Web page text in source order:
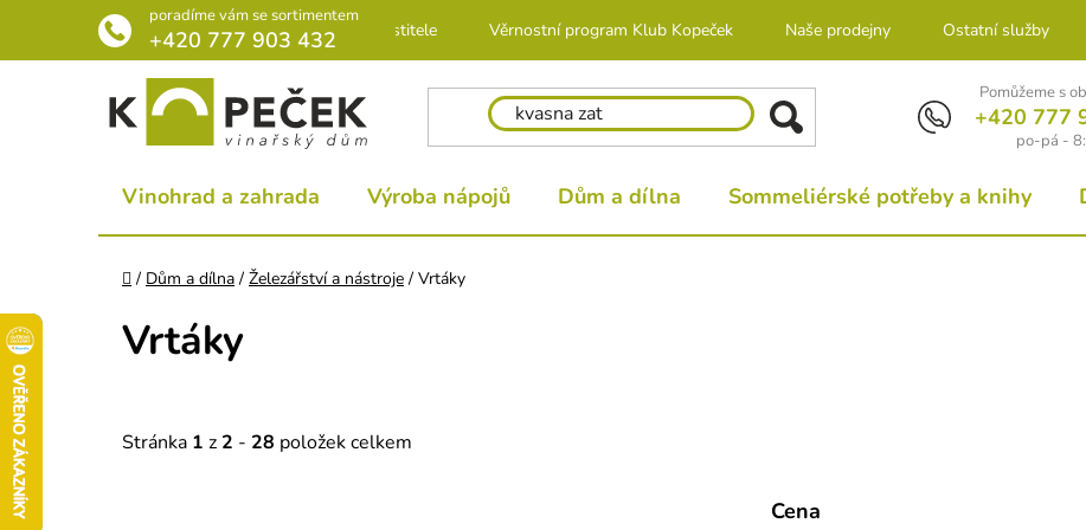
obsah
poradíme vám se sortimentem
+420 777 903 432Rádce pro pěstitele Věrnostní program Klub Kopeček Naše prodejny Ostatní služby
Pomůžeme s
+420 777
po-pá -
Vinohrad a zahrada Výroba nápojů Dům a dílna Sommeliérské potřeby a knihy
Domů
/ Dům a dílna / Železářství a nástroje / Vrtáky
Vrtáky
Stránka 1 z 2 - 28 položek celkem
Cena